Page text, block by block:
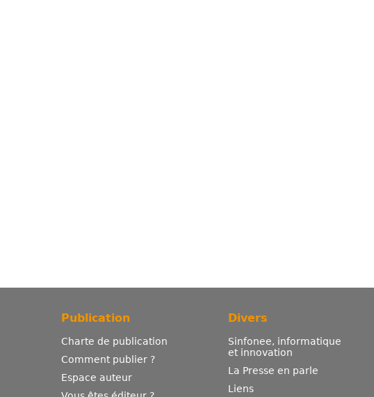
Publication
Charte de publication
Comment publier ?
Espace auteur
Divers
Sinfonee, informatique
et innovation
La Presse en parle
Liens